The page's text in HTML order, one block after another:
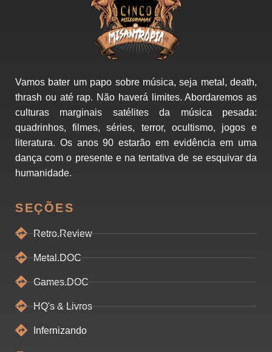
Vamos bater um papo sobre música, seja metal, death,
thrash ou até rap. Não haverá limites. Abordaremos as
culturas marginais satélites da música pesada:
quadrinhos, filmes, séries, terror, ocultismo, jogos e
literatura. Os anos 90 estarão em evidência em uma
dança com o presente e na tentativa de se esquivar da
humanidade.
SEÇÕES
Retro.Review
Metal.DOC
Games.DOC
HQ's & Livros
Infernizando